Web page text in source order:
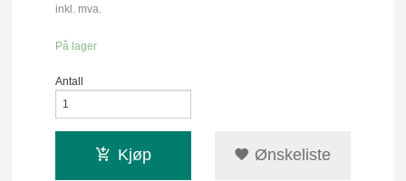
inkl. mva.
På lager
Antall
Kjøp Ønskeliste